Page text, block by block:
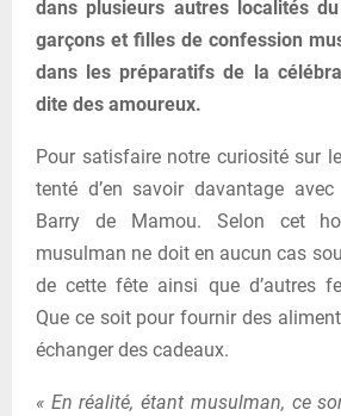
dans plusieurs autres localités
garçons et filles de confession
dans les préparatifs de la
dite des amoureux.
Pour satisfaire notre curiosité sur
tenté d’en savoir davantage
Barry de Mamou. Selon cet
musulman ne doit en aucun cas
de cette fête ainsi que d’autres
Que ce soit pour fournir des
échanger des cadeaux.
« En réalité, étant musulman, ce